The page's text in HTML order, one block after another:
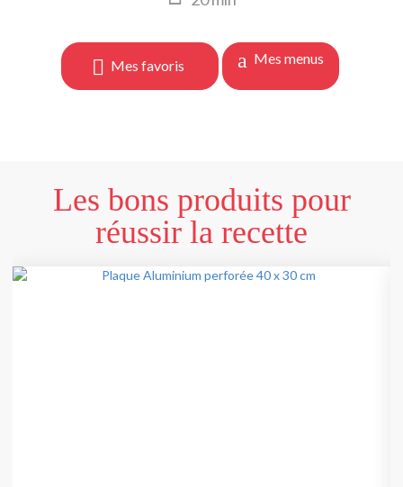
Mes favoris Mes menus
Les bons produits pour
réussir la recette